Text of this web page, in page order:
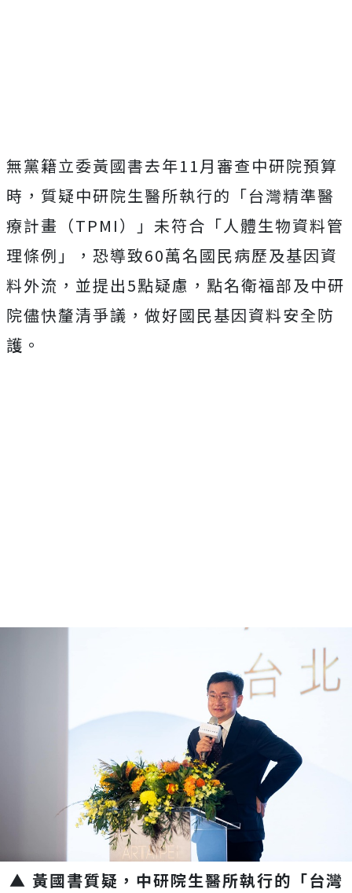
無黨籍立委黃國書去年11月審查中研院預算
時，質疑中研院生醫所執行的「台灣精準醫
療計畫（TPMI）」未符合「人體生物資料管
理條例」，恐導致60萬名國民病歷及基因資
料外流，並提出5點疑慮，點名衛福部及中研
院儘快釐清爭議，做好國民基因資料安全防
護。
▲ 黃國書質疑，中研院生醫所執行的「台灣